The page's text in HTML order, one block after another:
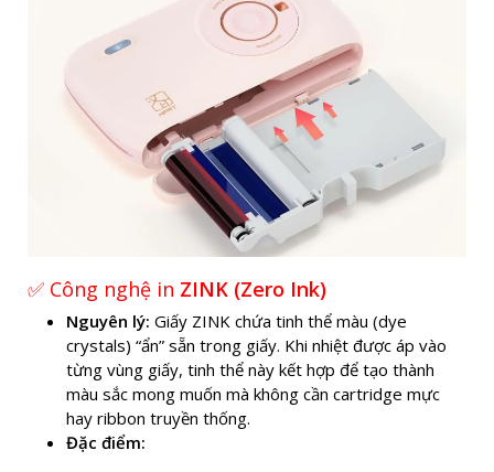
✅ Công nghệ in ZINK (Zero Ink)
Nguyên lý: Giấy ZINK chứa tinh thể màu (dye
crystals) “ẩn” sẵn trong giấy. Khi nhiệt được áp vào
từng vùng giấy, tinh thể này kết hợp để tạo thành
màu sắc mong muốn mà không cần cartridge mực
hay ribbon truyền thống.
Đặc điểm: